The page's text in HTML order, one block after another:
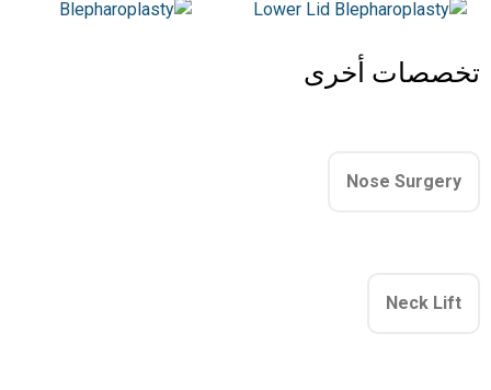
تخصصات أخرى
Nose Surgery
Neck Lift